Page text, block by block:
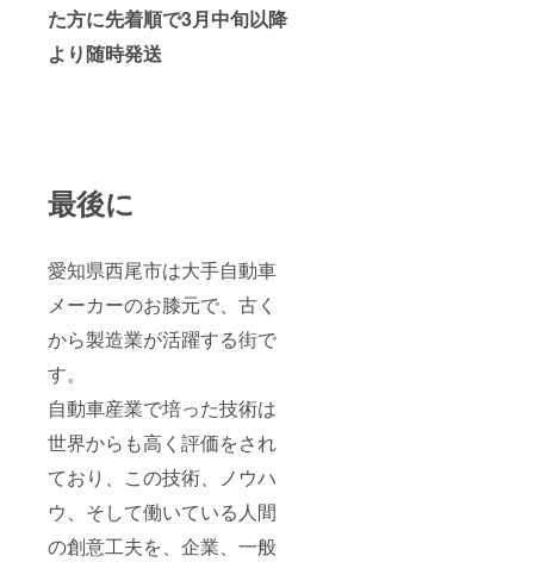
た方に先着順で3月中旬以降
より随時発送
最後に
愛知県西尾市は大手自動車
メーカーのお膝元で、古く
から製造業が活躍する街で
す。
自動車産業で培った技術は
世界からも高く評価をされ
ており、この技術、ノウハ
ウ、そして働いている人間
の創意工夫を、企業、一般